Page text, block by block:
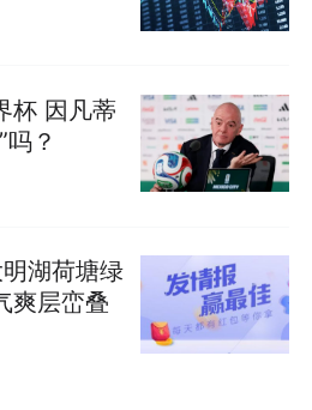
杯 因凡蒂
？
湖荷塘绿
爽层峦叠